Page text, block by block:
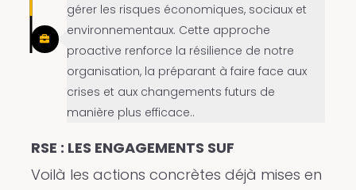
gérer les risques économiques, sociaux et
environnementaux. Cette approche
proactive renforce la résilience de notre
organisation, la préparant à faire face aux
crises et aux changements futurs de
manière plus efficace..
RSE : LES ENGAGEMENTS SUF
Voilà les actions concrètes déjà mises en